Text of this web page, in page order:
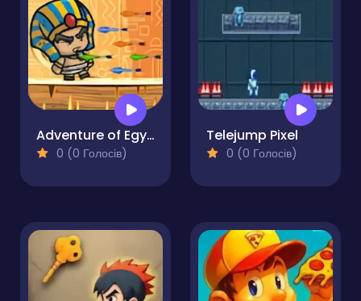
Adventure of Egypt
0 (0 Голосів)
Telejump Pixel
0 (0 Голосів)